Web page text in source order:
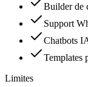
Builder de
Support
Chatbots
Templates
Limites